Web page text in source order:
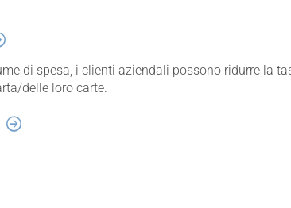
di spesa, i clienti aziendali possono ridurre la
delle loro carte.